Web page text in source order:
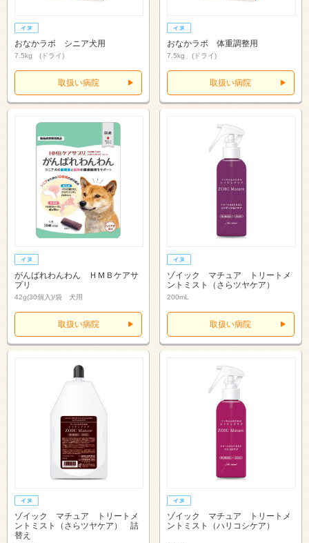
おなかラボ シニア犬用
7.5kg (ドライ)
取扱い病院
おなかラボ 体重調整用
7.5kg (ドライ)
取扱い病院
がんばれわんわん ＨＭＢケアサ
プリ
42g(30個入)/袋 犬用
取扱い病院
ゾイック マチュア トリートメ
ントミスト（さらツヤケア）
200mL
取扱い病院
ゾイック マチュア トリートメ
ントミスト（さらツヤケア） 詰
替え
ゾイック マチュア トリートメ
ントミスト（ハリコシケア）